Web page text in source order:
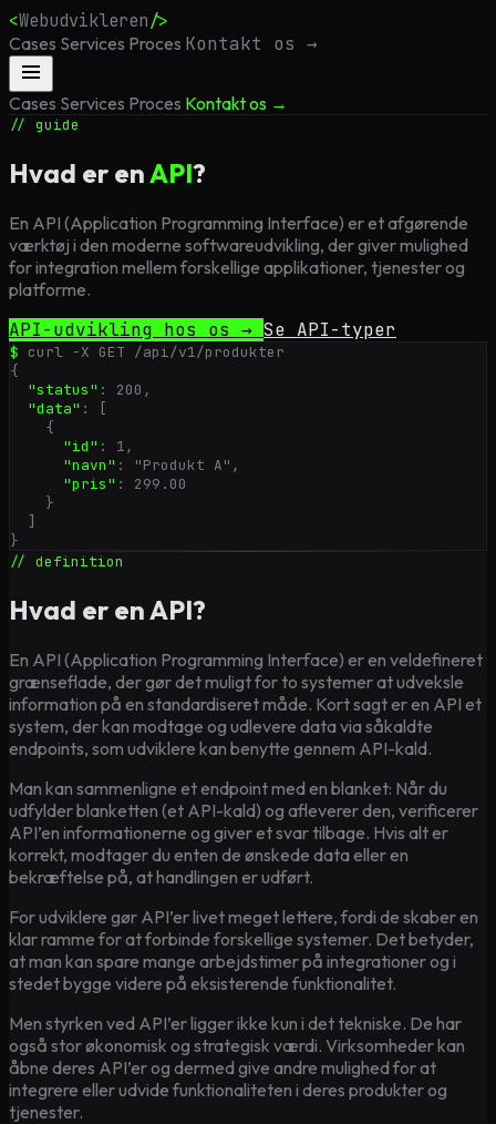
<Webudvikleren/>
Cases Services Proces Kontakt os →
Cases Services Proces Kontakt os →
// guide
Hvad er enAPI?
En API (Application Programming Interface) er et afgørende
værktøj i den moderne softwareudvikling, der giver mulighed
for integration mellem forskellige applikationer, tjenester og
platforme.
API-udvikling hos os → Se API-typer
$ curl -X GET /api/v1/produkter
{
"status" : 200 ,
"data" : [
{
"id" : 1,
"navn" : "Produkt A" ,
"pris" : 299.00
}
]
}
// definition
Hvad er en API?
En API (Application Programming Interface) er en veldefineret
grænseflade, der gør det muligt for to systemer at udveksle
information på en standardiseret måde. Kort sagt er en API et
system, der kan modtage og udlevere data via såkaldte
endpoints, som udviklere kan benytte gennem API-kald.
Man kan sammenligne et endpoint med en blanket: Når du
udfylder blanketten (et API-kald) og afleverer den, verificerer
API’en informationerne og giver et svar tilbage. Hvis alt er
korrekt, modtager du enten de ønskede data eller en
bekræftelse på, at handlingen er udført.
For udviklere gør API’er livet meget lettere, fordi de skaber en
klar ramme for at forbinde forskellige systemer. Det betyder,
at man kan spare mange arbejdstimer på integrationer og i
stedet bygge videre på eksisterende funktionalitet.
Men styrken ved API’er ligger ikke kun i det tekniske. De har
også stor økonomisk og strategisk værdi. Virksomheder kan
åbne deres API’er og dermed give andre mulighed for at
integrere eller udvide funktionaliteten i deres produkter og
tjenester.